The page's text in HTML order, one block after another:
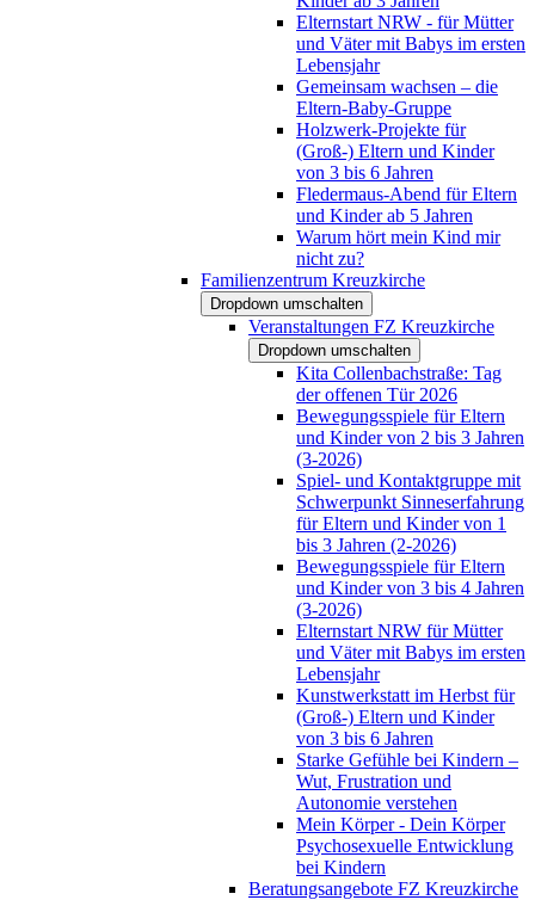
Elternstart NRW - für Mütter
und Väter mit Babys im ersten
Lebensjahr
Gemeinsam wachsen – die
Eltern-Baby-Gruppe
Holzwerk-Projekte für
(Groß-) Eltern und Kinder
von 3 bis 6 Jahren
Fledermaus-Abend für Eltern
und Kinder ab 5 Jahren
Warum hört mein Kind mir
nicht zu?
Familienzentrum Kreuzkirche
Dropdown umschalten
Veranstaltungen FZ Kreuzkirche
Dropdown umschalten
Kita Collenbachstraße: Tag
der offenen Tür 2026
Bewegungsspiele für Eltern
und Kinder von 2 bis 3 Jahren
(3-2026)
Spiel- und Kontaktgruppe mit
Schwerpunkt Sinneserfahrung
für Eltern und Kinder von 1
bis 3 Jahren (2-2026)
Bewegungsspiele für Eltern
und Kinder von 3 bis 4 Jahren
(3-2026)
Elternstart NRW für Mütter
und Väter mit Babys im ersten
Lebensjahr
Kunstwerkstatt im Herbst für
(Groß-) Eltern und Kinder
von 3 bis 6 Jahren
Starke Gefühle bei Kindern –
Wut, Frustration und
Autonomie verstehen
Mein Körper - Dein Körper
Psychosexuelle Entwicklung
bei Kindern
Beratungsangebote FZ Kreuzkirche